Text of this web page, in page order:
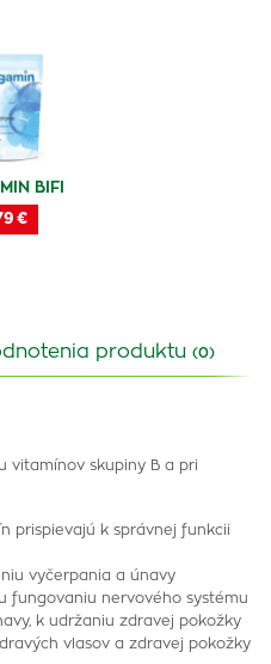
BIFI
€
produktu (0)
vitamínov skupiny B a pri
prispievajú k správnej funkcii
vyčerpania a únavy
fungovaniu nervového systému
k udržaniu zdravej pokožky
vlasov a zdravej pokožky